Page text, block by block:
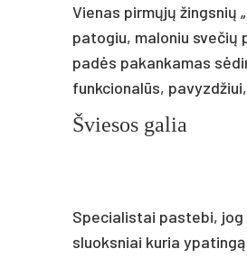
Vienas pirmųjų žingsnių
patogiu, maloniu svečių
padės pakankamas
funkcionalūs,
Šviesos galia
Specialistai pastebi,
sluoksniai kuria